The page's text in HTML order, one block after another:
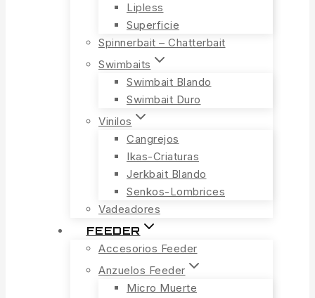
Lipless
Superficie
Spinnerbait – Chatterbait
Swimbaits
Swimbait Blando
Swimbait Duro
Vinilos
Cangrejos
Ikas-Criaturas
Jerkbait Blando
Senkos-Lombrices
Vadeadores
FEEDER
Accesorios Feeder
Anzuelos Feeder
Micro Muerte